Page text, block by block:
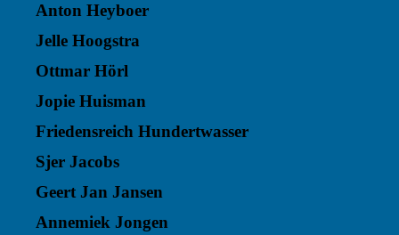
Anton Heyboer
Jelle Hoogstra
Ottmar Hörl
Jopie Huisman
Friedensreich Hundertwasser
Sjer Jacobs
Geert Jan Jansen
Annemiek Jongen